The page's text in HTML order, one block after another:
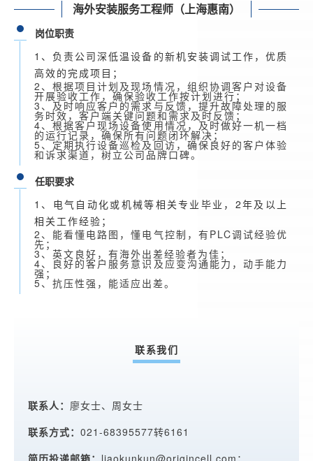
海外安装服务工程师（上海惠南）
岗位职责
1、负责公司深低温设备的新机安装调试工作，优质
高效的完成项目；
2、根据项目计划及现场情况，组织协调客户对设备
开展验收工作，确保验收工作按计划进行；
3、及时响应客户的需求与反馈，提升故障处理的服
务时效，客户端关键问题和需求及时反馈；
4、根据客户现场设备使用情况，及时做好一机一档
的运行记录，确保所有问题闭环解决；
5、定期执行设备巡检及回访，确保良好的客户体验
和诉求渠道，树立公司品牌口碑。
任职要求
1、电气自动化或机械等相关专业毕业，2年及以上
相关工作经验；
2、能看懂电路图，懂电气控制，有PLC调试经验优
先；
3、英文良好，有海外出差经验者为佳；
4、良好的客户服务意识及应变沟通能力，动手能力
强；
5、抗压性强，能适应出差。
联系我们
联系人： 廖女士、周女士
联系方式： 021-68395577转6161